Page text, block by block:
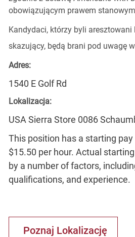
obowiązującym prawem
Kandydaci, którzy byli
skazujący, będą brani pod uwagę
Adres:
1540 E Golf Rd
Lokalizacja:
USA Sierra Store 0086
This position has a starting
$15.50 per hour. Actual
by a number of factors,
qualifications, and experience.
Poznaj Lokalizację